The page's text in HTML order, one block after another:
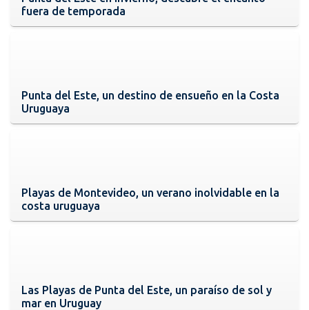
fuera de temporada
Punta del Este, un destino de ensueño en la Costa
Uruguaya
Playas de Montevideo, un verano inolvidable en la
costa uruguaya
Las Playas de Punta del Este, un paraíso de sol y
mar en Uruguay